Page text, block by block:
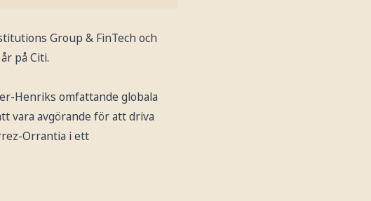
Group & FinTech och
på Citi.
Henriks omfattande globala
vara avgörande för att driva
Orrantia i ett